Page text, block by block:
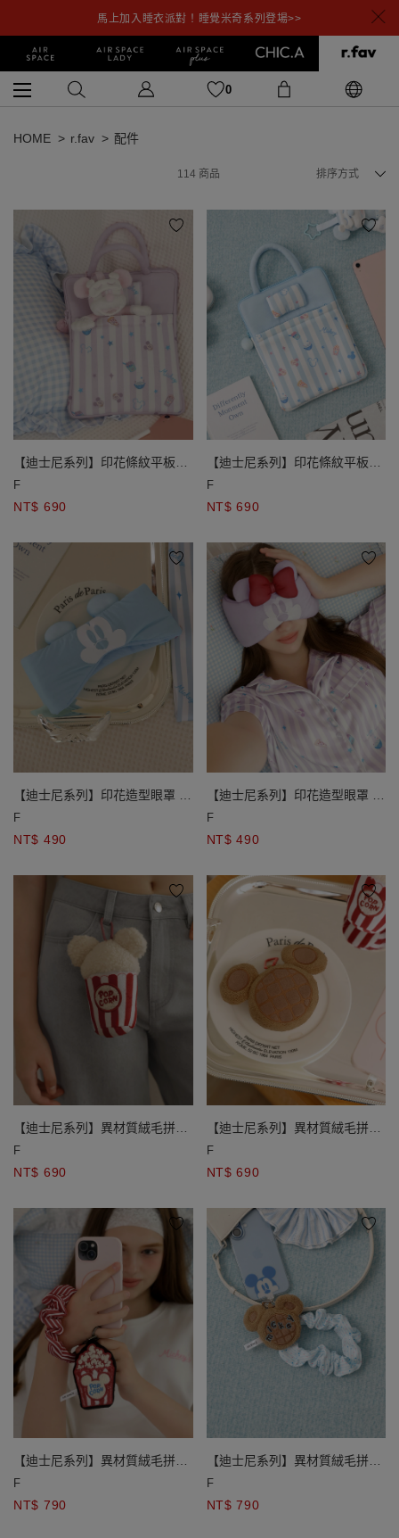
馬上加入睡衣派對！睡覺米奇系列登場>>
0
HOME r.fav 配件
114 商品 排序方式
【迪士尼系列】印花條紋平板收
納包 米奇款/米妮款
F
NT$ 690
【迪士尼系列】印花條紋平板收
納包 米奇款/米妮款
F
NT$ 690
【迪士尼系列】印花造型眼罩 米
奇款/米妮款
F
NT$ 490
【迪士尼系列】印花造型眼罩 米
奇款/米妮款
F
NT$ 490
【迪士尼系列】異材質絨毛拼接
玩偶造型收納購物袋吊飾
F
NT$ 690
【迪士尼系列】異材質絨毛拼接
玩偶造型收納購物袋吊飾
F
NT$ 690
【迪士尼系列】異材質絨毛拼接
造型吊飾褶皺手機腕帶
F
NT$ 790
【迪士尼系列】異材質絨毛拼接
造型吊飾褶皺手機腕帶
F
NT$ 790